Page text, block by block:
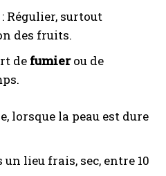
: Régulier, surtout
des fruits.
de fumierou de
lorsque la peau est dure
un lieu frais, sec, entre 10